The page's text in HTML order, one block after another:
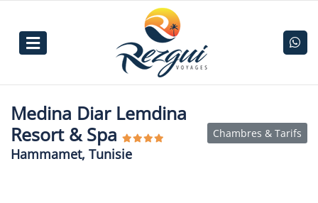
Medina Diar Lemdina
Resort & Spa
Hammamet, Tunisie
Chambres & Tarifs